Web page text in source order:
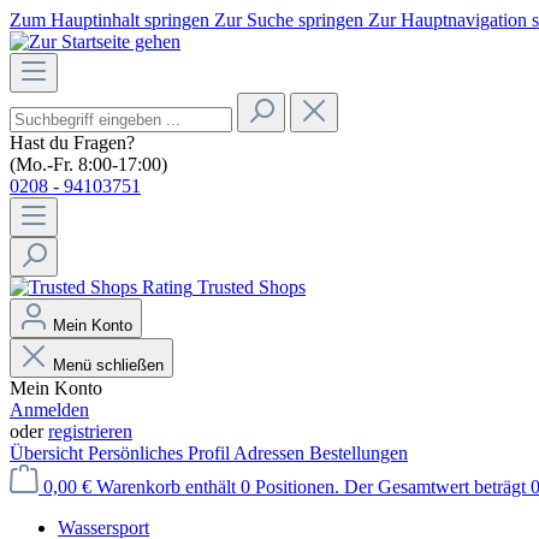
Zum Hauptinhalt springen Zur Suche springen Zur Hauptnavigation
Hast du Fragen?
(Mo.-Fr. 8:00-17:00)
0208 - 94103751
Trusted Shops
Mein Konto
Menü schließen
Mein Konto
Anmelden
oderregistrieren
Übersicht Persönliches Profil Adressen Bestellungen
0,00 € Warenkorb enthält 0 Positionen. Der Gesamtwert beträgt
Wassersport